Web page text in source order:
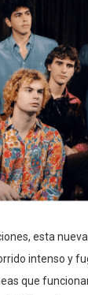
esta
intenso y
que